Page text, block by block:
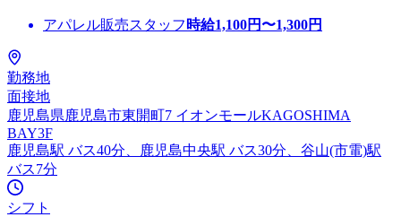
アパレル販売スタッフ 時給1,100円〜1,300円
勤務地
面接地
鹿児島県鹿児島市東開町7 イオンモールKAGOSHIMA
BAY3F
鹿児島駅 バス40分、鹿児島中央駅 バス30分、谷山(市電)駅
バス7分
シフト